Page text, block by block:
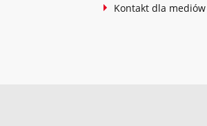
Kontakt dla mediów